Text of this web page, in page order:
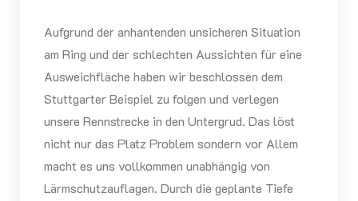
Aufgrund der anhantenden unsicheren Situation
am Ring und der schlechten Aussichten für eine
Ausweichfläche haben wir beschlossen dem
Stuttgarter Beispiel zu folgen und verlegen
unsere Rennstrecke in den Untergrud. Das löst
nicht nur das Platz Problem sondern vor Allem
macht es uns vollkommen unabhängig von
Lärmschutzauflagen. Durch die geplante Tiefe